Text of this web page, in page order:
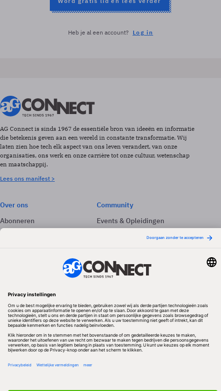
Heb je al een account? Log in
AG Connect is sinds 1967 de essentiële bron van ideeën en informatie
die betekenis geven aan een wereld in constante transformatie. Wij
laten zien hoe tech elk aspect van ons leven verandert, van onze
organisaties, ons werk en onze carrière tot onze cultuur, wetenschap
en maatschappij.
Lees ons manifest >
Over ons
Abonneren
Adverteren
Community
Events & Opleidingen
Volg ons
Redactionele partner
Algemene Voorwaarden & Copyrights